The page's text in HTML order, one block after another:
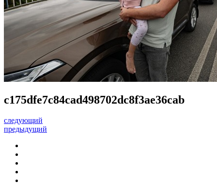
c175dfe7c84cad498702dc8f3ae36cab
следующий
предыдущий